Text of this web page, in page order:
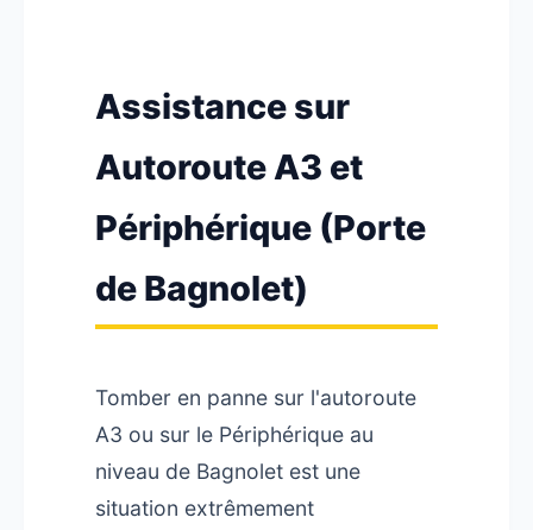
Assistance sur
Autoroute A3 et
Périphérique (Porte
de Bagnolet)
Tomber en panne sur l'autoroute
A3 ou sur le Périphérique au
niveau de Bagnolet est une
situation extrêmement